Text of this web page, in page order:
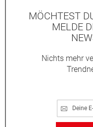
MÖCHTEST
MELDE
Nichts mehr